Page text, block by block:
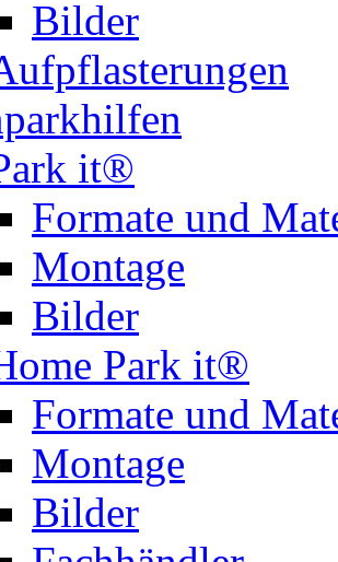
Bilder
it®
Formate und
Montage
Bilder
Park it®
Formate und
Montage
Bilder